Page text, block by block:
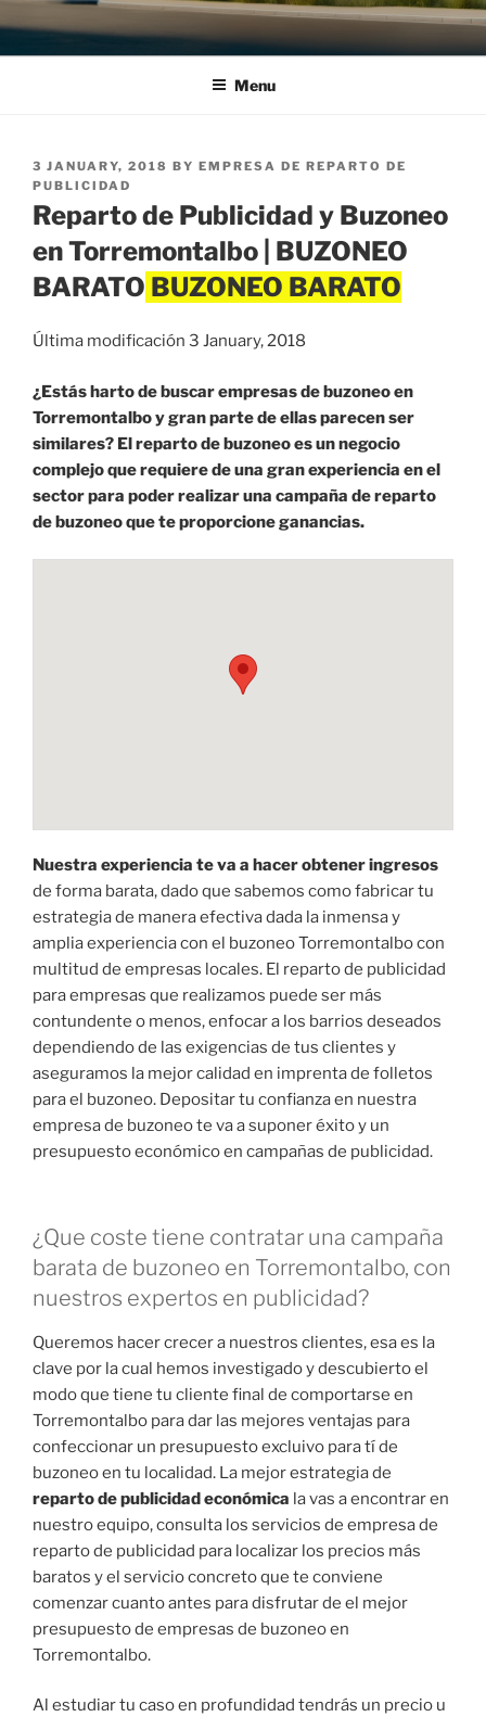
Menu
POSTED
ON
3 JANUARY, 2018 BY EMPRESA DE REPARTO DE
PUBLICIDAD
Reparto de Publicidad y Buzoneo
en Torremontalbo | BUZONEO
BARATO
Última modificación 3 January, 2018
¿Estás harto de buscar empresas de buzoneo en
Torremontalbo y gran parte de ellas parecen ser
similares? El reparto de buzoneo es un negocio
complejo que requiere de una gran experiencia en el
sector para poder realizar una campaña de reparto
de buzoneo que te proporcione ganancias.
Nuestra experiencia te va a hacer obtener ingresos
de forma barata, dado que sabemos como fabricar tu
estrategia de manera efectiva dada la inmensa y
amplia experiencia con el buzoneo Torremontalbo con
multitud de empresas locales. El reparto de publicidad
para empresas que realizamos puede ser más
contundente o menos, enfocar a los barrios deseados
dependiendo de las exigencias de tus clientes y
aseguramos la mejor calidad en imprenta de folletos
para el buzoneo. Depositar tu confianza en nuestra
empresa de buzoneo te va a suponer éxito y un
presupuesto económico en campañas de publicidad.
¿Que coste tiene contratar una campaña
barata de buzoneo en Torremontalbo, con
nuestros expertos en publicidad?
Queremos hacer crecer a nuestros clientes, esa es la
clave por la cual hemos investigado y descubierto el
modo que tiene tu cliente final de comportarse en
Torremontalbo para dar las mejores ventajas para
confeccionar un presupuesto excluivo para tí de
buzoneo en tu localidad. La mejor estrategia de
reparto de publicidad económica la vas a encontrar en
nuestro equipo, consulta los servicios de empresa de
reparto de publicidad para localizar los precios más
baratos y el servicio concreto que te conviene
comenzar cuanto antes para disfrutar de el mejor
presupuesto de empresas de buzoneo en
Torremontalbo.
Al estudiar tu caso en profundidad tendrás un precio u